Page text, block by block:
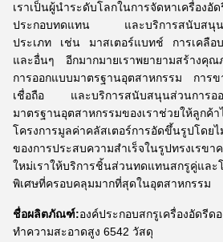
เราเป็นผู้นำระดับโลกในการจัดหาเค
ประกอบทดแทน และบริการสนับสนุนส
ประเภท เช่น มาสเตอร์แบทช์ การเคลือ
และอื่นๆ อีกมากมายเราพยายามสร้างคุณ
การออกแบบมาตรฐานอุตสาหกรรม การ
เชื่อถือ และบริการสนับสนุนส่วนการออ
มาตรฐานอุตสาหกรรมของเราช่วยให้ลูกค้
โครงการมูลค่าคลัสเตอร์การอัดขึ้นรูปโดย
ของการประสบความสำเร็จในรูปทรงเรข
ใหม่เราให้บริการชิ้นส่วนทดแทนสกรูคู่แล
พิเศษที่ครอบคลุมมากที่สุดในอุตสาหกรรม
ชื่อผลิตภัณฑ์:องค์ประกอบสกรูเครื่องอัดรีด
ทำความสะอาดสูง 6542 วัสดุ